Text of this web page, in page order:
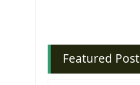
Featured Post